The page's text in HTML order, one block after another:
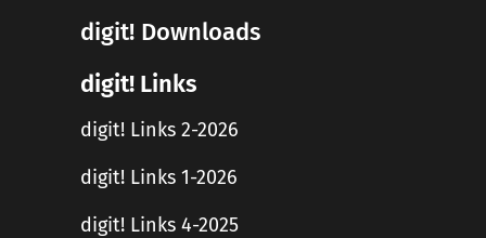
digit! Downloads
digit! Links
digit! Links 2-2026
digit! Links 1-2026
digit! Links 4-2025